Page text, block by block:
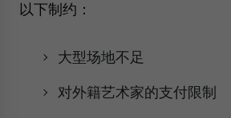
以下制约：
大型场地不足
对外籍艺术家的支付限制